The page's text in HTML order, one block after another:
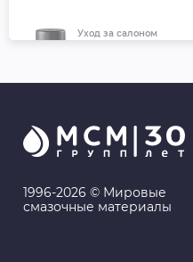
Уход за салоном
Уход за салоном
Полироль
Wax, 5л.
1996-2026 © Мировые
смазочные материалы